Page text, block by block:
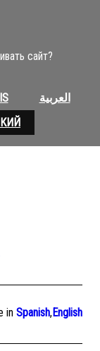
сайт?
العربية
in Spanish,English